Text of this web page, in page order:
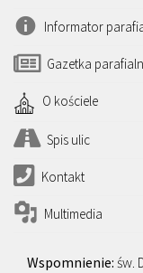
Informator
Gazetka
O kościele
Spis ulic
Kontakt
Multimedia
św.